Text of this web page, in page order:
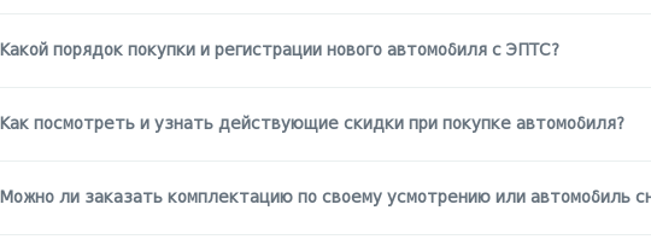
Какой порядок покупки и регистрации нового автомобиля с ЭПТС?
Как посмотреть и узнать действующие скидки при покупке автомобиля?
Можно ли заказать комплектацию по своему усмотрению или автомобиль